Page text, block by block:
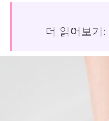
더 읽어보기: